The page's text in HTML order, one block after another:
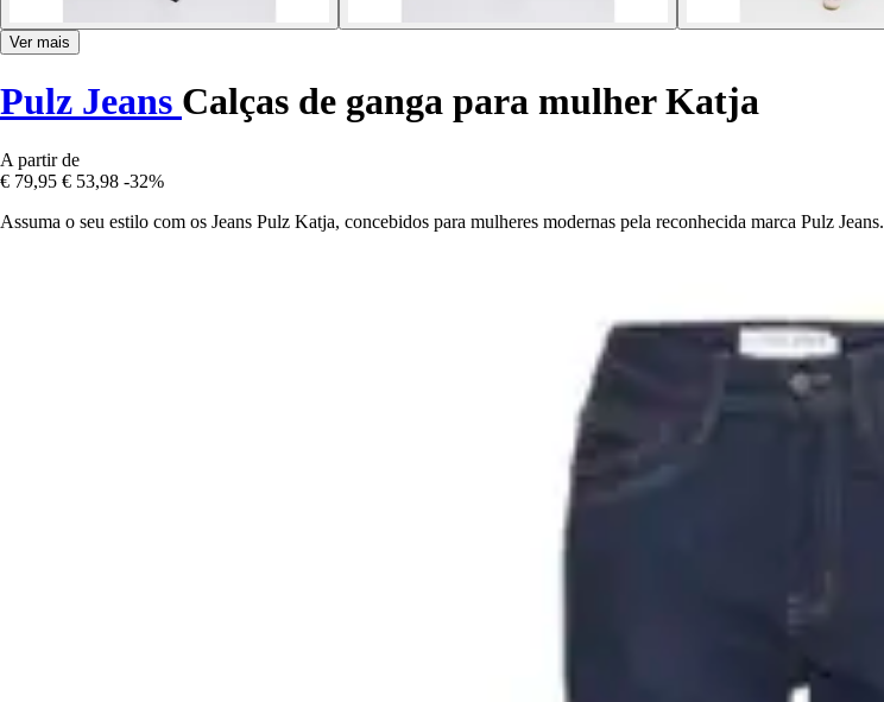
Ver mais
Pulz Jeans Calças de ganga para mulher Katja
A partir de
€ 79,95 € 53,98 -32%
Assuma o seu estilo com os Jeans Pulz Katja, concebidos para mulheres modernas pela reconhecida marca Pulz Jeans.